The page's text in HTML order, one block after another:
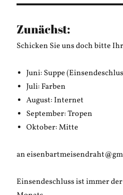
Zunächst:
Schicken Sie uns doch bitte
Juni: Suppe
Juli: Farben
August: Internet
September: Tropen
Oktober: Mitte
an
Einsendeschluss ist immer